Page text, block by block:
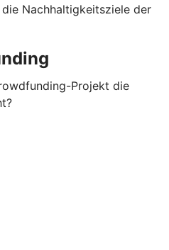
Nachhaltigkeitsziele der
Projekt die